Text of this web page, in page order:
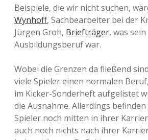
Beispiele, die wir nicht suchen,
Wynhoff, Sachbearbeiter bei der
Jürgen Groh, Briefträger, was sein
Ausbildungsberuf war.
Wobei die Grenzen da fließend
viele Spieler einen normalen
im Kicker-Sonderheft aufgelistet
die Ausnahme. Allerdings befinden
Spieler noch mitten in ihrer
auch noch nichts nach ihrer